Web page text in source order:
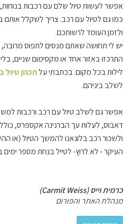
אפשר לעשות טיול שלם עם רכבות בנוחות,
כמו גם לטיול עם רכב. צריך לשקלל
ולזמן העומד לרשותכם.
יש לי תחושה שאתם מנסים לתפוס מרובה,
התרכזו באזור אחד או מקסימום שניים,
לילות בכל מקום. בכתבתי עלתכנון טיול
לשלב ביניהם.
אפשר גם לשלב טיול עם רכב ורכבות
דאבוס, לעלות עך הברנינה אקספרס, כולל
ולשכור רכב בלוגאנו להמשך הטיול (או
העיקר - לא לרוץ- לטייל בנחת מספר ימים
כרמית וייס (Carmit Weiss)
מנהלת האתר והפורום